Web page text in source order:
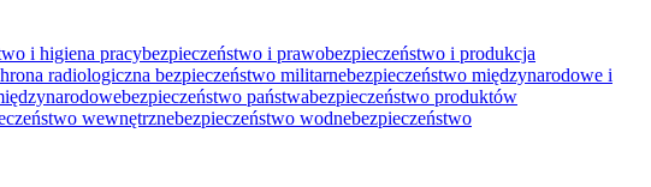
i higiena pracybezpieczeństwo i prawobezpieczeństwo i produkcja
radiologiczna bezpieczeństwo militarnebezpieczeństwo międzynarodowe i
bezpieczeństwo państwabezpieczeństwo produktów
wewnętrznebezpieczeństwo wodnebezpieczeństwo